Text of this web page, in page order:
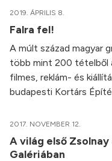
2019. ÁPRILIS 8.
Falra fel!
A múlt század magyar
több mint 200 tételből
filmes, reklám- és
budapesti Kortárs
2017. NOVEMBER 12.
A világ első
Galériában